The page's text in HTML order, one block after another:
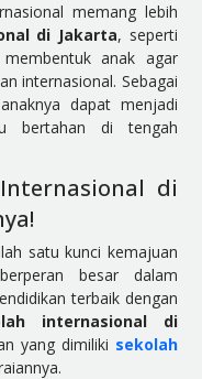
memang lebih
di Jakarta, seperti
anak agar
internasional. Sebagai
dapat menjadi
bertahan di tengah
di
satu kunci kemajuan
besar dalam
terbaik dengan
internasional di
yang dimiliki sekolah